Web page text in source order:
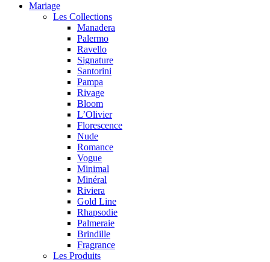
Mariage
Les Collections
Manadera
Palermo
Ravello
Signature
Santorini
Pampa
Rivage
Bloom
L’Olivier
Florescence
Nude
Romance
Vogue
Minimal
Minéral
Riviera
Gold Line
Rhapsodie
Palmeraie
Brindille
Fragrance
Les Produits